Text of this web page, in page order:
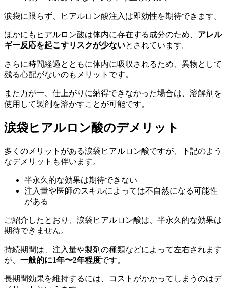
涙袋に限らず、ヒアルロン酸注入は即効性を期待できます。
ほかにもヒアルロン酸は体内に存在する成分のため、 アレル
ギー反応を起こすリスクが少ないとされています。
さらに時間経過とともに体内に吸収されるため、異物として
残る心配がないのもメリットです。
また万が一、仕上がりに納得できなかった場合は、溶解剤を
使用して製剤を溶かすことが可能です。
涙袋ヒアルロン酸のデメリット
多くのメリットがある涙袋ヒアルロン酸ですが、下記のよう
なデメリットも伴います。
半永久的な効果は期待できない
注入量や医師のスキルによっては不自然になる可能性
がある
ご紹介したとおり、涙袋ヒアルロン酸は、半永久的な効果は
期待できません。
持続期間は、注入量や製剤の種類などによって左右されます
が、 一般的に1年〜2年程度です。
長期間効果を維持するには、コストがかかってしまうのはデ